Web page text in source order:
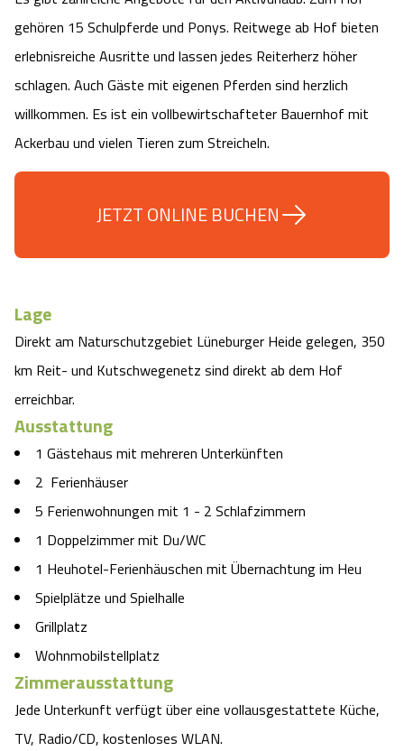
Camping
Urlaub auf dem Bauernhof
Urlaub mit Hund
Last Minute
Anreise
Shop
Reiten
Kutschen
Regionale Küche
Tiere
Naturhotels
Urlaub mit Hund
Veranstaltungen
Wildpark Lüneburger Heide
Wildpark Schwarze Berge
Das verrückte Haus
Adventure District Bispingen
Unterkünfte
Ausflugsziele
Veranstaltungen
Shopping Celle
Kulinarisches Celle
Unterkünfte Celle
gehören 15 Schulpferde und Ponys. Reitwege ab Hof bieten
erlebnisreiche Ausritte und lassen jedes Reiterherz höher
schlagen. Auch Gäste mit eigenen Pferden sind herzlich
willkommen. Es ist ein vollbewirtschafteter Bauernhof mit
Ackerbau und vielen Tieren zum Streicheln.
Lage
Direkt am Naturschutzgebiet Lüneburger Heide gelegen, 350
km Reit- und Kutschwegenetz sind direkt ab dem Hof
erreichbar.
Ausstattung
1 Gästehaus mit mehreren Unterkünften
2 Ferienhäuser
5 Ferienwohnungen mit 1 - 2 Schlafzimmern
1 Doppelzimmer mit Du/WC
1 Heuhotel-Ferienhäuschen mit Übernachtung im Heu
Spielplätze und Spielhalle
Grillplatz
Wohnmobilstellplatz
Zimmerausstattung
Jede Unterkunft verfügt über eine vollausgestattete Küche,
TV, Radio/CD, kostenloses WLAN.
JETZT ONLINE BUCHEN